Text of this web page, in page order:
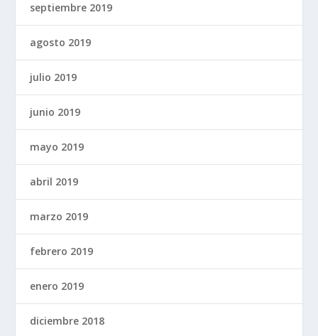
septiembre 2019
agosto 2019
julio 2019
junio 2019
mayo 2019
abril 2019
marzo 2019
febrero 2019
enero 2019
diciembre 2018